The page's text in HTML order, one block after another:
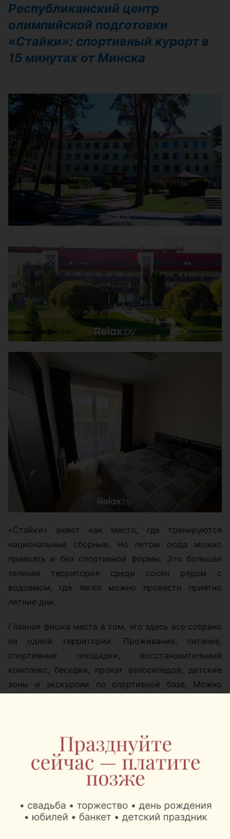
Республиканский центр
олимпийской подготовки
«Стайки»: спортивный курорт в
15 минутах от Минска
«Стайки» знают как место, где тренируются
национальные сборные. Но летом сюда можно
приехать и без спортивной формы. Это большая
зеленая территория среди сосен рядом с
водоемом, где легко можно провести приятно
летние дни.
Главная фишка места в том, что здесь все собрано
на одной территории. Проживание, питание,
спортивные площадки, восстановительный
комплекс, беседки, прокат велосипедов, детские
зоны и экскурсии по спортивной базе. Можно
Также можно переключиться на восстановление:
сауны, бассейны, купели и джакузи помогают
завершить день уже в спокойном режиме. А если
закажите обзорную экскурсию и пройдитесь по
территории, где готовятся профессиональные